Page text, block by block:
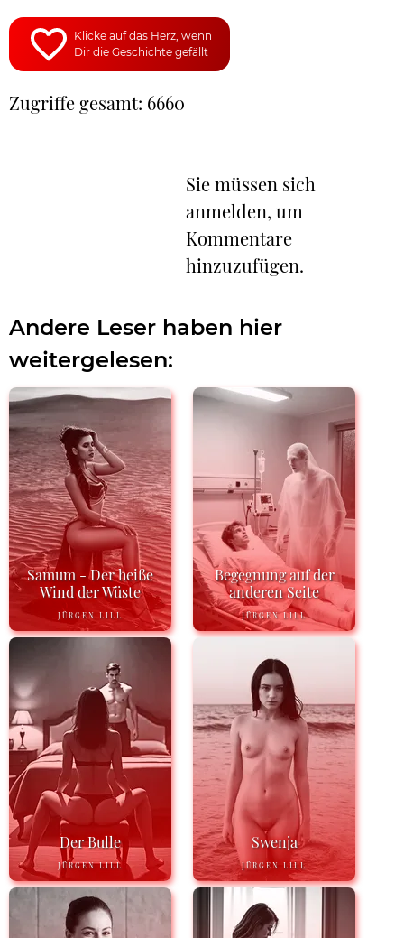
Klicke auf das Herz, wenn
Dir die Geschichte gefällt
Zugriffe gesamt: 6660
Sie müssen sich
anmelden, um
Kommentare
hinzuzufügen.
Andere Leser haben hier
weitergelesen:
Samum - Der heiße
Wind der Wüste
JÜRGEN LILL
Begegnung auf der
anderen Seite
JÜRGEN LILL
Der Bulle
JÜRGEN LILL
Swenja
JÜRGEN LILL